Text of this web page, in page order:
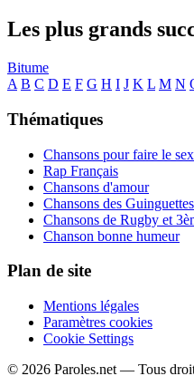
Les plus grands
Bitume
A B C D E F G H I J K L M N
Thématiques
Chansons pour faire le
Rap Français
Chansons d'amour
Chansons des Guinguettes
Chansons de Rugby et
Chanson bonne humeur
Plan de site
Mentions légales
Paramètres cookies
Cookie Settings
© 2026 Paroles.net — Tous